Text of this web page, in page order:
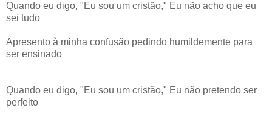
Quando eu digo, "Eu sou um cristão," Eu não acho que eu
sei tudo
Apresento à minha confusão pedindo humildemente para
ser ensinado
Quando eu digo, "Eu sou um cristão," Eu não pretendo ser
perfeito